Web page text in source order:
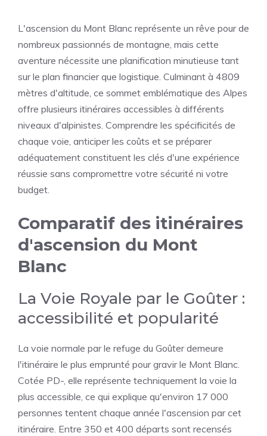
L'ascension du Mont Blanc représente un rêve pour de
nombreux passionnés de montagne, mais cette
aventure nécessite une planification minutieuse tant
sur le plan financier que logistique. Culminant à 4809
mètres d'altitude, ce sommet emblématique des Alpes
offre plusieurs itinéraires accessibles à différents
niveaux d'alpinistes. Comprendre les spécificités de
chaque voie, anticiper les coûts et se préparer
adéquatement constituent les clés d'une expérience
réussie sans compromettre votre sécurité ni votre
budget.
Comparatif des itinéraires
d'ascension du Mont
Blanc
La Voie Royale par le Goûter :
accessibilité et popularité
La voie normale par le refuge du Goûter demeure
l'itinéraire le plus emprunté pour gravir le Mont Blanc.
Cotée PD-, elle représente techniquement la voie la
plus accessible, ce qui explique qu'environ 17 000
personnes tentent chaque année l'ascension par cet
itinéraire. Entre 350 et 400 départs sont recensés